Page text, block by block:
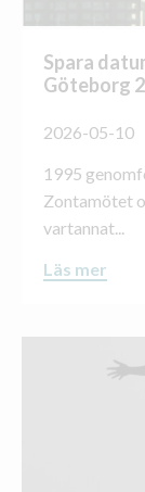
Spara
Göteborg
2026-05-10
1995
Zontamötet
vartannat...
Läs mer